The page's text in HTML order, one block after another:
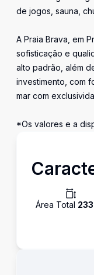
de jogos, sauna,
A Praia Brava, em
sofisticação e
alto padrão, além
investimento, com
mar com
*Os valores e a
Área Total 233